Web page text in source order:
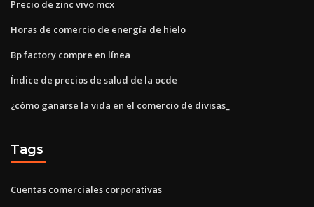
Precio de zinc vivo mcx
Horas de comercio de energía de hielo
Bp factory compre en línea
Índice de precios de salud de la ocde
¿cómo ganarse la vida en el comercio de divisas_
Tags
Cuentas comerciales corporativas